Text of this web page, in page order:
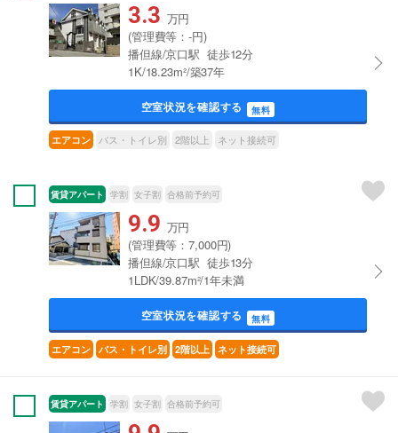
3.3 万円
(管理費等：-円)
播但線/京口駅 徒歩12分
1K/18.23m²/築37年
空室状況を確認する 無料
エアコン バス・トイレ別 2階以上 ネット接続可
賃貸アパート 学割 女子割 合格前予約可
9.9 万円
(管理費等：7,000円)
播但線/京口駅 徒歩13分
1LDK/39.87m²/1年未満
空室状況を確認する 無料
エアコン バス・トイレ別 2階以上 ネット接続可
賃貸アパート 学割 女子割 合格前予約可